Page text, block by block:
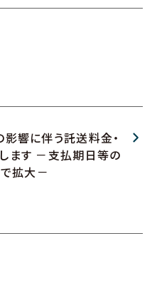
響に伴う託送料金・
ます －支払期日等の
拡大－